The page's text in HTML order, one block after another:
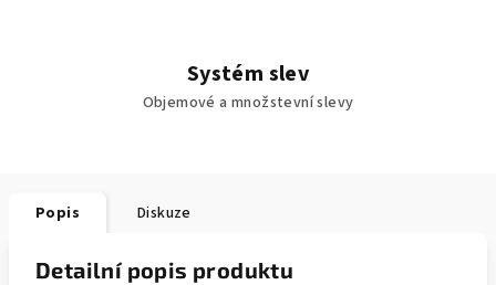
Systém slev
Objemové a množstevní slevy
Popis Diskuze
Detailní popis produktu